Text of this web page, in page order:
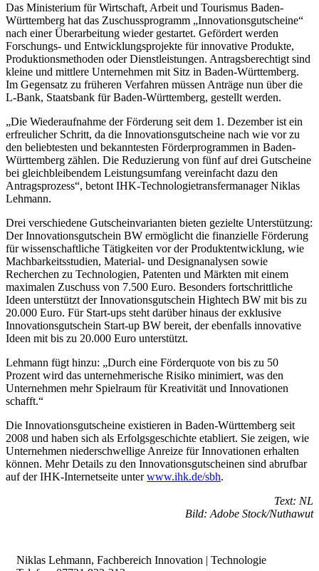
Das Ministerium für Wirtschaft, Arbeit und Tourismus Baden-
Württemberg hat das Zuschussprogramm „Innovationsgutscheine“
nach einer Überarbeitung wieder gestartet. Gefördert werden
Forschungs- und Entwicklungsprojekte für innovative Produkte,
Produktionsmethoden oder Dienstleistungen. Antragsberechtigt sind
kleine und mittlere Unternehmen mit Sitz in Baden-Württemberg.
Im Gegensatz zu früheren Verfahren müssen Anträge nun über die
L-Bank, Staatsbank für Baden-Württemberg, gestellt werden.
„Die Wiederaufnahme der Förderung seit dem 1. Dezember ist ein
erfreulicher Schritt, da die Innovationsgutscheine nach wie vor zu
den beliebtesten und bekanntesten Förderprogrammen in Baden-
Württemberg zählen. Die Reduzierung von fünf auf drei Gutscheine
bei gleichbleibendem Leistungsumfang vereinfacht dazu den
Antragsprozess“, betont IHK-Technologietransfermanager Niklas
Lehmann.
Drei verschiedene Gutscheinvarianten bieten gezielte Unterstützung:
Der Innovationsgutschein BW ermöglicht die finanzielle Förderung
für wissenschaftliche Tätigkeiten vor der Produktentwicklung, wie
Machbarkeitsstudien, Material- und Designanalysen sowie
Recherchen zu Technologien, Patenten und Märkten mit einem
maximalen Zuschuss von 7.500 Euro. Besonders fortschrittliche
Ideen unterstützt der Innovationsgutschein Hightech BW mit bis zu
20.000 Euro. Für Start-ups steht darüber hinaus der exklusive
Innovationsgutschein Start-up BW bereit, der ebenfalls innovative
Ideen mit bis zu 20.000 Euro unterstützt.
Lehmann fügt hinzu: „Durch eine Förderquote von bis zu 50
Prozent wird das unternehmerische Risiko minimiert, was den
Unternehmen mehr Spielraum für Kreativität und Innovationen
schafft.“
Die Innovationsgutscheine existieren in Baden-Württemberg seit
2008 und haben sich als Erfolgsgeschichte etabliert. Sie zeigen, wie
Unternehmen niederschwellige Anreize für Innovationen erhalten
können. Mehr Details zu den Innovationsgutscheinen sind abrufbar
auf der IHK-Internetseite unterwww.ihk.de/sbh.
Text: NL
Bild: Adobe Stock/Nuthawut
Niklas Lehmann, Fachbereich Innovation | Technologie